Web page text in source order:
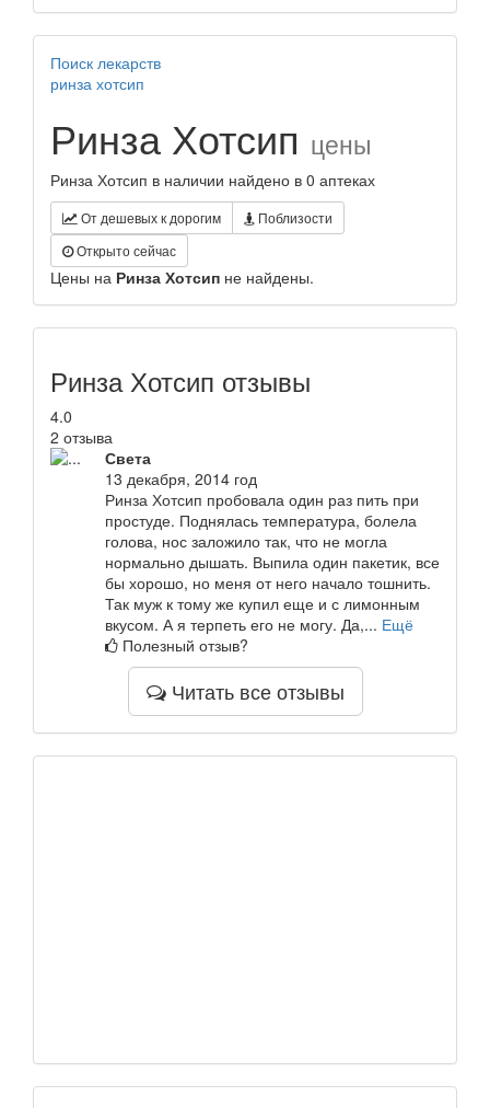
Поиск лекарств
ринза хотсип
Ринза Хотсип цены
Ринза Хотсип в наличии найдено в 0 аптеках
От дешевых к дорогим
Поблизости
Открыто сейчас
Цены на Ринза Хотсип не найдены.
Ринза Хотсип отзывы
4.0
2 отзыва
Света
13 декабря, 2014 год
Ринза Хотсип пробовала один раз пить при
простуде. Поднялась температура, болела
голова, нос заложило так, что не могла
нормально дышать. Выпила один пакетик, все
бы хорошо, но меня от него начало тошнить.
Так муж к тому же купил еще и с лимонным
вкусом. А я терпеть его не могу. Да,... Ещё
Полезный отзыв?
Читать все отзывы